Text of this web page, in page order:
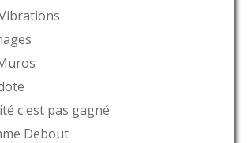
c'est pas gagné
Debout